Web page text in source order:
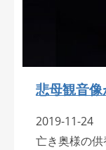
悲母観音
2019-11-24
亡き奥様の